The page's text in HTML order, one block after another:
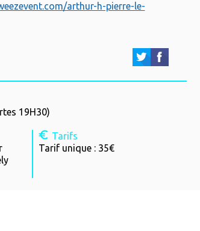
arthur-h-pierre-le-
19H30)
Tarifs
Tarif unique : 35€